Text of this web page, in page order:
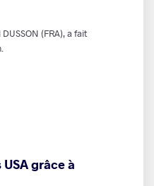
(FRA), a fait
grâce à